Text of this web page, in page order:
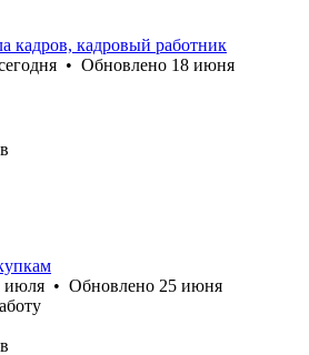
кадров, кадровый работник
• Обновлено 18 июня
июля • Обновлено 25 июня